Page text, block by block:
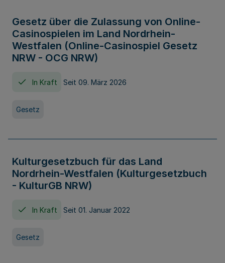
Gesetz über die Zulassung von Online-
Casinospielen im Land Nordrhein-
Westfalen (Online-Casinospiel Gesetz
NRW - OCG NRW)
In Kraft Seit 09. März 2026
Gesetz
Kulturgesetzbuch für das Land
Nordrhein-Westfalen (Kulturgesetzbuch
- KulturGB NRW)
In Kraft Seit 01. Januar 2022
Gesetz